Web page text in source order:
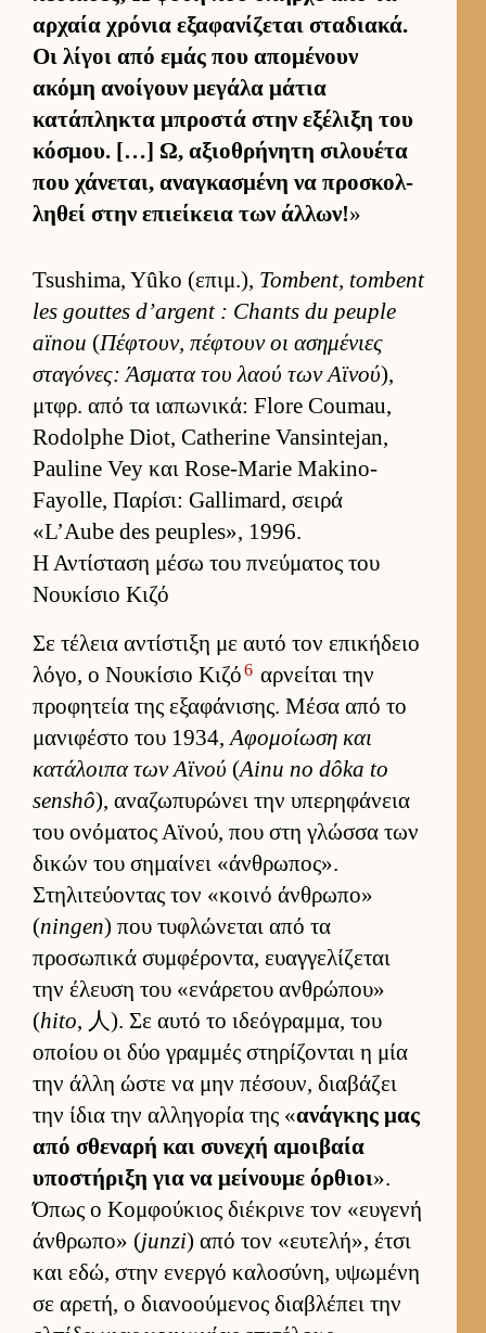
αρ­χαία χρόνια εξαφανίζεται σταδια­κά.
Οι λίγοι από εμάς που απομένουν
ακόμη ανοί­γουν μεγάλα μάτια
κατάπληκτα μπροστά στην εξέλιξη του
κόσμου. […] Ω, αξιο­θρήνητη σιλου­έτα
που χάνεται, αναγκασμένη να προσκολ­
ληθεί στην επιεί­κεια των άλ­λων!»
Tsushima, Yûko (επιμ.), Tombent, tombent
les gouttes d’argent : Chants du peuple
aïnou (Πέφτουν, πέφτουν οι ασημένιες
σταγόνες: Άσματα του λαού των Αϊνού),
μτ­φρ. από τα ια­πωνικά: Flore Coumau,
Rodolphe Diot, Catherine Vansintejan,
Pauline Vey και Rose-Marie Makino-
Fayolle, Παρίσι: Gallimard, σειρά
«L’Aube des peuples», 1996.
Η Αντίσταση μέσω του πνεύματος του
Νουκίσιο Κιζό
Σε τέλεια αντίστιξη με αυτό τον επικήδειο
λόγο, ο Νου­κίσιο Κιζό6 αρ­νεί­ται την
προφητεία της εξαφάνισης. Μέσα από το
μανιφέστο του 1934,Αφομοί­ωση και
κατάλοιπα των Αϊνού (Ainu no dôka to
senshô), αναζωπυρώνει την υπερηφάνεια
του ονόματος Αϊνού, που στη γλώσσα των
δικών του σημαί­νει «άν­θρωπος».
Στηλιτεύ­οντας τον «κοινό άν­θρωπο»
(ningen) που τυφλώνεται από τα
προσωπικά συμ­φέροντα, ευαγ­γελίζεται
την έλευση του «ενάρετου αν­θρώπου»
(hito, 人). Σε αυτό το ιδεόγραμ­μα, του
οποίου οι δύο γραμ­μές στηρίζονται η μία
την άλλη ώστε να μην πέσουν, δια­βάζει
την ίδια την αλ­ληγορία της «ανάγκης μας
από σθεναρή και συνεχή αμοι­βαία
υποστήριξη για να μεί­νουμε όρ­θιοι».
Όπως ο Κομ­φού­κιος διέκρινε τον «ευ­γενή
άν­θρωπο» (junzi) από τον «ευ­τελή», έτσι
και εδώ, στην ενεργό καλοσύνη, υψωμένη
σε αρετή, ο δια­νοού­μενος δια­βλέπει την